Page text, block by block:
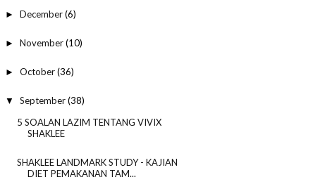
► December(6)
► November(10)
► October(36)
▼ September(38)
5 SOALAN LAZIM TENTANG VIVIX
SHAKLEE
SHAKLEE LANDMARK STUDY - KAJIAN
DIET PEMAKANAN TAM...